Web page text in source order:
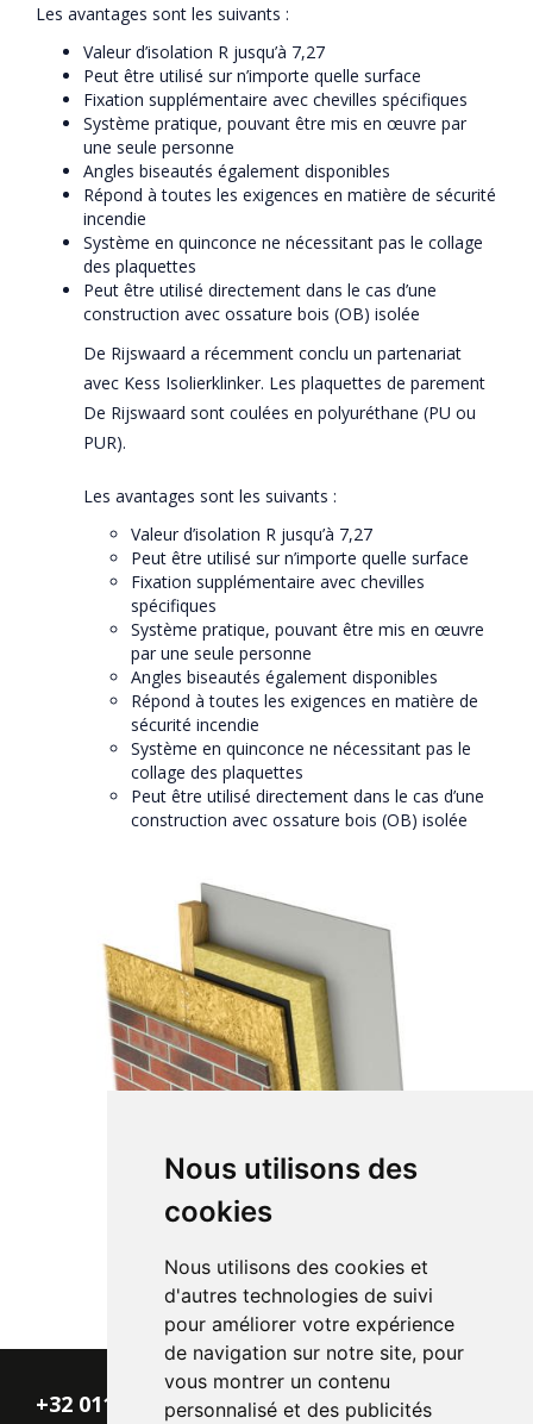
Nous utilisons des
cookies
Nous utilisons des cookies et
d'autres technologies de suivi
pour améliorer votre expérience
de navigation sur notre site, pour
vous montrer un contenu
personnalisé et des publicités
Les avantages sont les suivants :
Valeur d’isolation R jusqu’à 7,27
Peut être utilisé sur n’importe quelle surface
Fixation supplémentaire avec chevilles spécifiques
Système pratique, pouvant être mis en œuvre par
une seule personne
Angles biseautés également disponibles
Répond à toutes les exigences en matière de sécurité
incendie
Système en quinconce ne nécessitant pas le collage
des plaquettes
Peut être utilisé directement dans le cas d’une
construction avec ossature bois (OB) isolée
De Rijswaard a récemment conclu un partenariat
avec Kess Isolierklinker. Les plaquettes de parement
De Rijswaard sont coulées en polyuréthane (PU ou
PUR).
Les avantages sont les suivants :
Valeur d’isolation R jusqu’à 7,27
Peut être utilisé sur n’importe quelle surface
Fixation supplémentaire avec chevilles
spécifiques
Système pratique, pouvant être mis en œuvre
par une seule personne
Angles biseautés également disponibles
Répond à toutes les exigences en matière de
sécurité incendie
Système en quinconce ne nécessitant pas le
collage des plaquettes
Peut être utilisé directement dans le cas d’une
construction avec ossature bois (OB) isolée
+32 011 - 870 938